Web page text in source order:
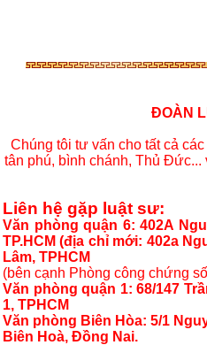
ĐOÀN
Chúng tôi tư vấn cho tất cả
tân phú, bình chánh, Thủ Đức...
Liên hệ gặp luật sư:
Văn phòng quận 6: 402A
TP.HCM (địa chỉ mới: 402a
Lâm, TPHCM
(bên cạnh Phòng công chứng
Văn phòng quận 1: 68/147
1, TPHCM
Văn phòng Biên Hòa: 5/1
Biên Hoà, Đồng Nai.